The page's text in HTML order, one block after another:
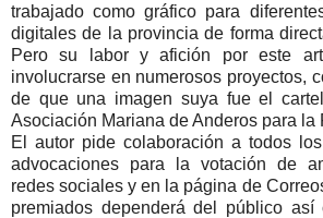
trabajado como gráfico para
digitales de la provincia de forma
Pero su labor y afición por este
involucrarse en numerosos proyectos,
de que una imagen suya fue el
Asociación Mariana de Anderos para la
El autor pide colaboración a todos
advocaciones para la votación de
redes sociales y en la página de
premiados dependerá del público